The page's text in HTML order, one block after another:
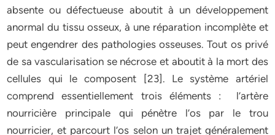
absente ou défectueuse aboutit à un développement
anormal du tissu osseux, à une réparation incomplète et
peut engendrer des pathologies osseuses. Tout os privé
de sa vascularisation se nécrose et aboutit à la mort des
cellules qui le composent [23]. Le système artériel
comprend essentiellement trois éléments : l’artère
nourricière principale qui pénètre l’os par le trou
nourricier, et parcourt l’os selon un trajet généralement